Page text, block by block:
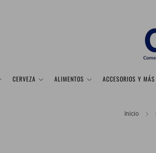
CERVEZA ALIMENTOS ACCESORIOS Y MÁS
Inicio